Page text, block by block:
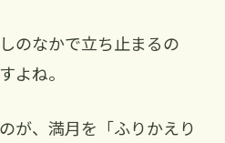
のなかで立ち止まるの
よね。
が、満月を「ふりかえり